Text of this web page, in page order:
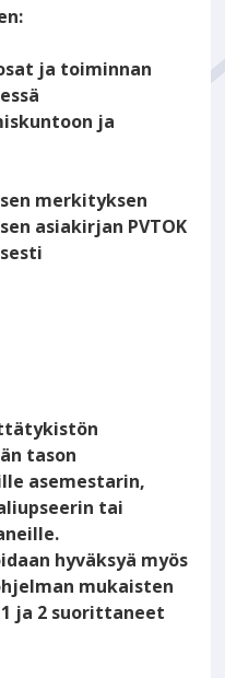
ja toiminnan
ja
merkityksen
asiakirjan PVTOK
tason
asemestarin,
tai
hyväksyä myös
mukaisten
ja 2 suorittaneet